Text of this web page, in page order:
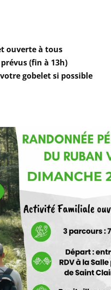
ouverte à tous
(fin à 13h)
gobelet si possible